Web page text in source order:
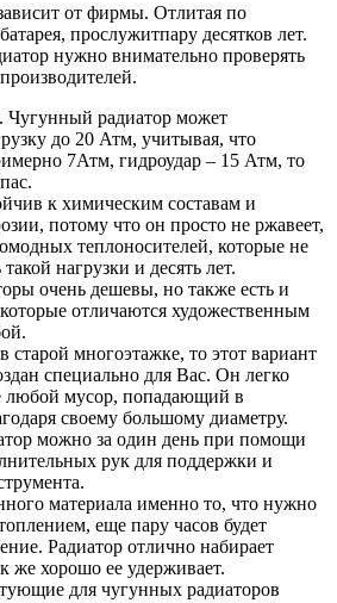
от фирмы. Отлитая по
прослужитпару десятков лет.
нужно внимательно проверять
радиатор может
до 20 Атм, учитывая, что
7Атм, гидроудар – 15 Атм, то
к химическим составам и
потому что он просто не ржавеет,
теплоносителей, которые не
нагрузки и десять лет.
очень дешевы, но также есть и
отличаются художественным
многоэтажке, то этот вариант
специально для Вас. Он легко
любой мусор, попадающий в
своему большому диаметру.
можно за один день при помощи
рук для поддержки и
материала именно то, что нужно
еще пару часов будет
Радиатор отлично набирает
же хорошо ее удерживает.
для чугунных радиаторов